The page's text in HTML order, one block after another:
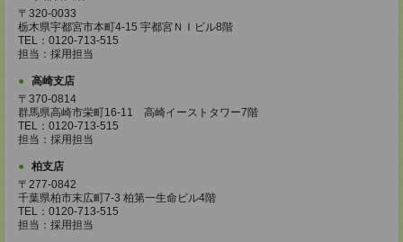
〒320-0033
栃木県宇都宮市本町4-15 宇都宮ＮＩビル8階
TEL：0120-713-515
担当：採用担当
高崎支店
〒370-0814
群馬県高崎市栄町16-11 高崎イーストタワー7階
TEL：0120-713-515
担当：採用担当
柏支店
〒277-0842
千葉県柏市末広町7-3 柏第一生命ビル4階
TEL：0120-713-515
担当：採用担当